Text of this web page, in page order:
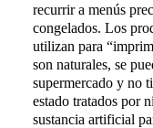
recurrir a menús
congelados. Los
utilizan para
son naturales, se
supermercado y no
estado tratados por
sustancia artificial